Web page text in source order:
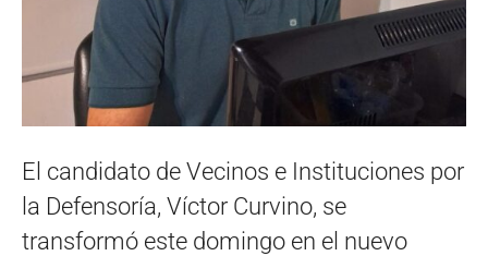
El candidato de Vecinos e Instituciones por
la Defensoría, Víctor Curvino, se
transformó este domingo en el nuevo